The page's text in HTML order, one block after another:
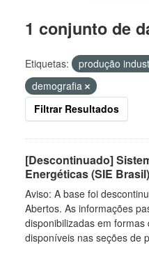
1 conjunto de
Etiquetas: produção
demografia
Filtrar Resultados
[Descontinuado]
Energéticas (SIE Brasil)
Aviso: A base foi
Abertos. As informações
disponibilizadas em
disponíveis nas seções de